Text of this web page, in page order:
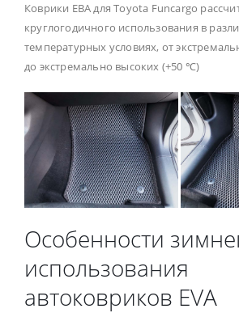
Коврики ЕВА для Toyota Funcargo
круглогодичного использования в
температурных условиях, от
до экстремально высоких (+50 ℃)
Особенности
использования
автоковриков EVA